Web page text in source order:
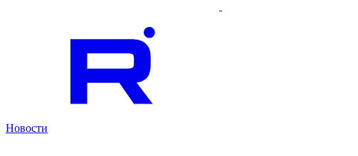
Новости